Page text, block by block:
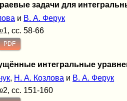
задачи для
и В. А. Ферук
сс. 58-66
PDF
интегральные
, Н. А. Козлова и В. А. Ферук
сс. 151-160